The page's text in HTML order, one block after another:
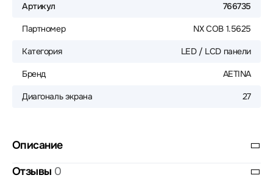
Артикул 766735
Партномер NX COB 1.5625
Категория LED / LCD панели
Бренд AETINA
Диагональ экрана 27
Описание
Отзывы 0